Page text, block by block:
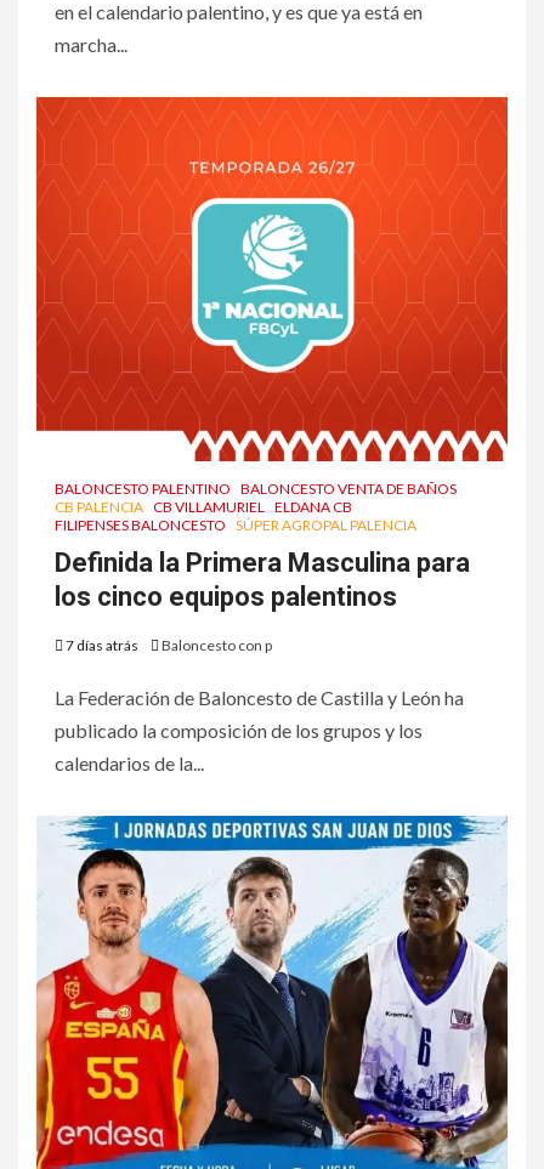
en el calendario palentino, y es que ya está en
marcha...
BALONCESTO PALENTINO BALONCESTO VENTA DE BAÑOS
CB PALENCIA CB VILLAMURIEL ELDANA CB
FILIPENSES BALONCESTO SÚPER AGROPAL PALENCIA
Definida la Primera Masculina para
los cinco equipos palentinos
7 días atrás Baloncesto con p
La Federación de Baloncesto de Castilla y León ha
publicado la composición de los grupos y los
calendarios de la...